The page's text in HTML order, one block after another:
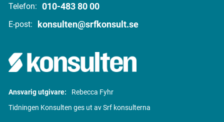
Telefon: 010-483 80 00
E-post: konsulten@srfkonsult.se
Ansvarig utgivare:
Rebecca Fyhr
Tidningen Konsulten ges ut av Srf konsulterna